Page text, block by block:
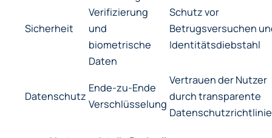
Sicherheit
Verifizierung
und
biometrische
Daten
Schutz vor
Betrugsversuchen
Identitätsdiebstahl
Datenschutz
Ende-zu-Ende
Verschlüsselung
Vertrauen der Nutzer
durch transparente